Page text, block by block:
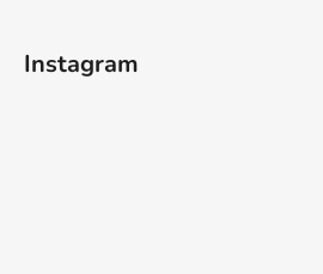
Instagram